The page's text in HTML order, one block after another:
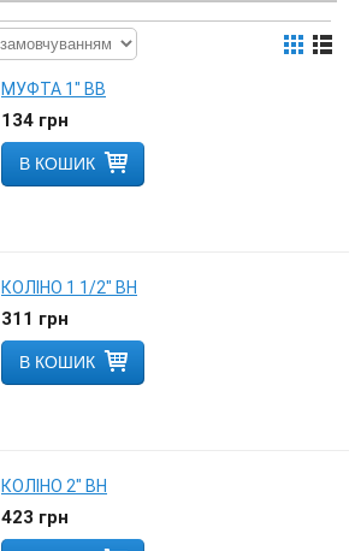
МУФТА 1" ВВ
134 грн
В КОШИК
КОЛІНО 1 1/2" ВН
311 грн
В КОШИК
КОЛІНО 2" ВН
423 грн